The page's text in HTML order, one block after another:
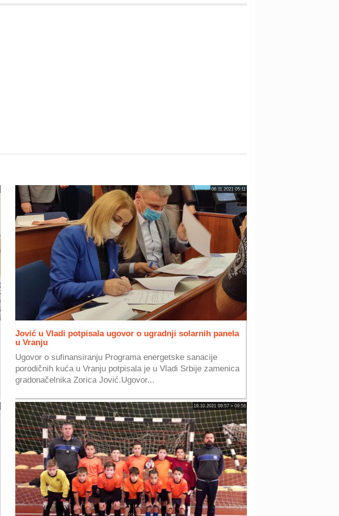
06.11.2021 05:11
Jović u Vladi potpisala ugovor o ugradnji solarnih panela
u Vranju
Ugovor o sufinansiranju Programa energetske sanacije
porodičnih kuća u Vranju potpisala je u Vladi Srbije zamenica
gradonačelnika Zorica Jović.Ugovor...
19.10.2021 09:57 » 09:58